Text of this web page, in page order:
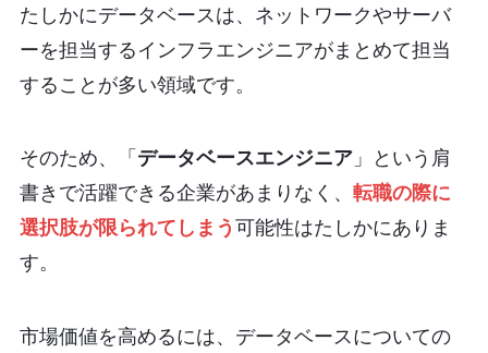
たしかにデータベースは、ネットワークやサーバ
ーを担当するインフラエンジニアがまとめて担当
することが多い領域です。
そのため、「 データベースエンジニア」という肩
書きで活躍できる企業があまりなく、 転職の際に
選択肢が限られてしまう 可能性はたしかにありま
す。
市場価値を高めるには、データベースについての